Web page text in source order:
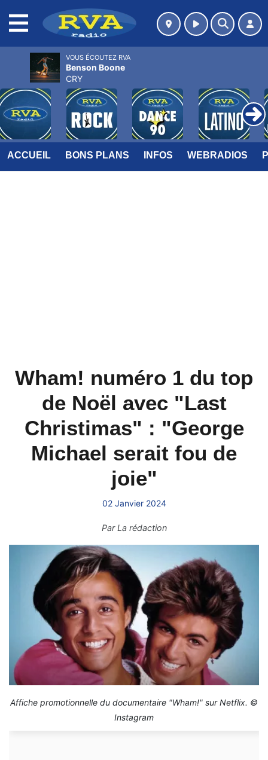
ACCUEIL BONS PLANS INFOS WEBRADIOS
Wham! numéro 1 du top
de Noël avec "Last
Christimas" : "George
Michael serait fou de
joie"
02 Janvier 2024
ParLa rédaction
Affiche promotionnelle du documentaire "Wham!" sur Netflix. ©
Instagram
VOUS ÉCOUTEZ RVA
Benson Boone
CRY